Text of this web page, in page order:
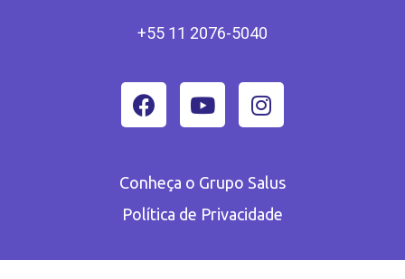
+55 11 2076-5040
Conheça o Grupo Salus
Política de Privacidade